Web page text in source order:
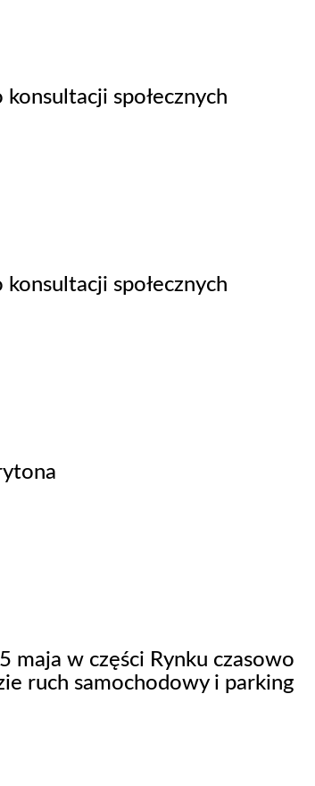
społecznych
społecznych
maja w części Rynku czasowo
ruch samochodowy i parking